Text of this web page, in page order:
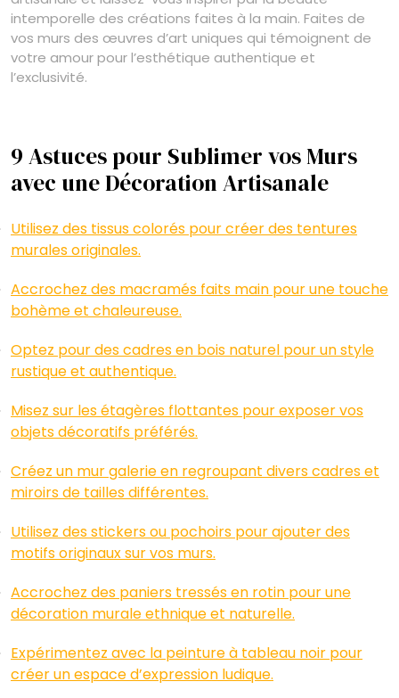
intemporelle des créations faites à la main. Faites de
vos murs des œuvres d’art uniques qui témoignent de
votre amour pour l’esthétique authentique et
l’exclusivité.
9 Astuces pour Sublimer vos Murs
avec une Décoration Artisanale
Utilisez des tissus colorés pour créer des tentures
murales originales.
Accrochez des macramés faits main pour une touche
bohème et chaleureuse.
Optez pour des cadres en bois naturel pour un style
rustique et authentique.
Misez sur les étagères flottantes pour exposer vos
objets décoratifs préférés.
Créez un mur galerie en regroupant divers cadres et
miroirs de tailles différentes.
Utilisez des stickers ou pochoirs pour ajouter des
motifs originaux sur vos murs.
Accrochez des paniers tressés en rotin pour une
décoration murale ethnique et naturelle.
Expérimentez avec la peinture à tableau noir pour
créer un espace d’expression ludique.